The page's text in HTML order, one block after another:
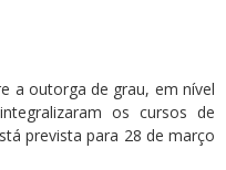
a outorga de grau, em nível
os cursos de
prevista para 28 de março